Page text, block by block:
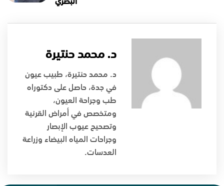
البصري
د. محمد حنتيرة
د. محمد حنتيرة، طبيب عيون
في جدة، حاصل على دكتوراه
طب وجراحة العيون،
ومتخصص في أمراض القرنية
وتصحيح عيوب الإبصار
وجراحات المياه البيضاء وزراعة
العدسات.